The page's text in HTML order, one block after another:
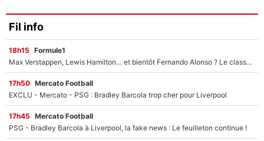
Fil info
18h15 Formule1
Max Verstappen, Lewis Hamilton… et bientôt Fernando Alonso ? Le classement des pilotes les mieux payés en Formule 1 risque de changer !
17h50 Mercato Football
EXCLU - Mercato - PSG : Bradley Barcola trop cher pour Liverpool
17h45 Mercato Football
PSG - Bradley Barcola à Liverpool, la fake news : Le feuilleton continue !